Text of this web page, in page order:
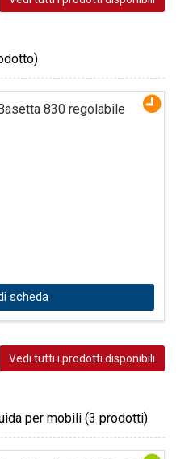
830 regolabile
scheda
Vedi tutti i prodotti disponibili
per mobili (3 prodotti)